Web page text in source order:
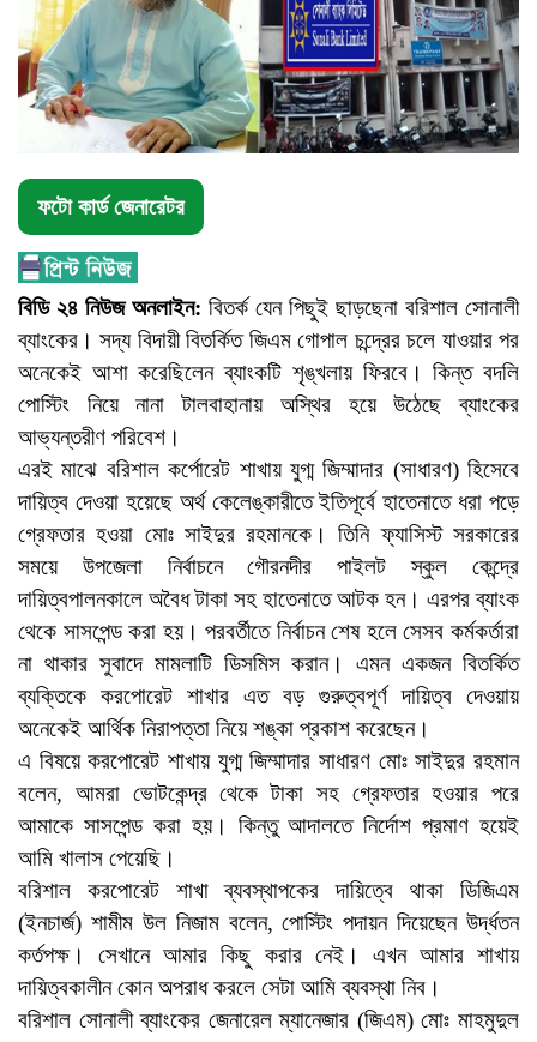
ফটো কার্ড জেনারেটর
বিডি ২৪ নিউজ অনলাইন: বিতর্ক যেন পিছুই ছাড়ছেনা বরিশাল সোনালী
ব্যাংকের। সদ্য বিদায়ী বিতর্কিত জিএম গোপাল চন্দ্রের চলে যাওয়ার পর
অনেকেই আশা করেছিলেন ব্যাংকটি শৃঙ্খলায় ফিরবে। কিন্ত বদলি
পোস্টিং নিয়ে নানা টালবাহানায় অস্থির হয়ে উঠেছে ব্যাংকের
আভ্যন্তরীণ পরিবেশ।
এরই মাঝে বরিশাল কর্পোরেট শাখায় যুগ্ম জিম্মাদার (সাধারণ) হিসেবে
দায়িত্ব দেওয়া হয়েছে অর্থ কেলেঙ্কারীতে ইতিপূর্বে হাতেনাতে ধরা পড়ে
গ্রেফতার হওয়া মোঃ সাইদুর রহমানকে। তিনি ফ্যাসিস্ট সরকারের
সময়ে উপজেলা নির্বাচনে গৌরনদীর পাইলট স্কুল কেন্দ্রে
দায়িত্বপালনকালে অবৈধ টাকা সহ হাতেনাতে আটক হন। এরপর ব্যাংক
থেকে সাসপেন্ড করা হয়। পরবর্তীতে নির্বাচন শেষ হলে সেসব কর্মকর্তারা
না থাকার সুবাদে মামলাটি ডিসমিস করান। এমন একজন বিতর্কিত
ব্যক্তিকে করপোরেট শাখার এত বড় গুরুত্বপূর্ণ দায়িত্ব দেওয়ায়
অনেকেই আর্থিক নিরাপত্তা নিয়ে শঙ্কা প্রকাশ করেছেন।
এ বিষয়ে করপোরেট শাখায় যুগ্ম জিম্মাদার সাধারণ মোঃ সাইদুর রহমান
বলেন, আমরা ভোটকেন্দ্র থেকে টাকা সহ গ্রেফতার হওয়ার পরে
আমাকে সাসপেন্ড করা হয়। কিন্তু আদালতে নির্দোশ প্রমাণ হয়েই
আমি খালাস পেয়েছি।
বরিশাল করপোরেট শাখা ব্যবস্থাপকের দায়িত্বে থাকা ডিজিএম
(ইনচার্জ) শামীম উল নিজাম বলেন, পোস্টিং পদায়ন দিয়েছেন উর্দ্ধতন
কর্তপক্ষ। সেখানে আমার কিছু করার নেই। এখন আমার শাখায়
দায়িত্বকালীন কোন অপরাধ করলে সেটা আমি ব্যবস্থা নিব।
বরিশাল সোনালী ব্যাংকের জেনারেল ম্যানেজার (জিএম) মোঃ মাহমুদুল